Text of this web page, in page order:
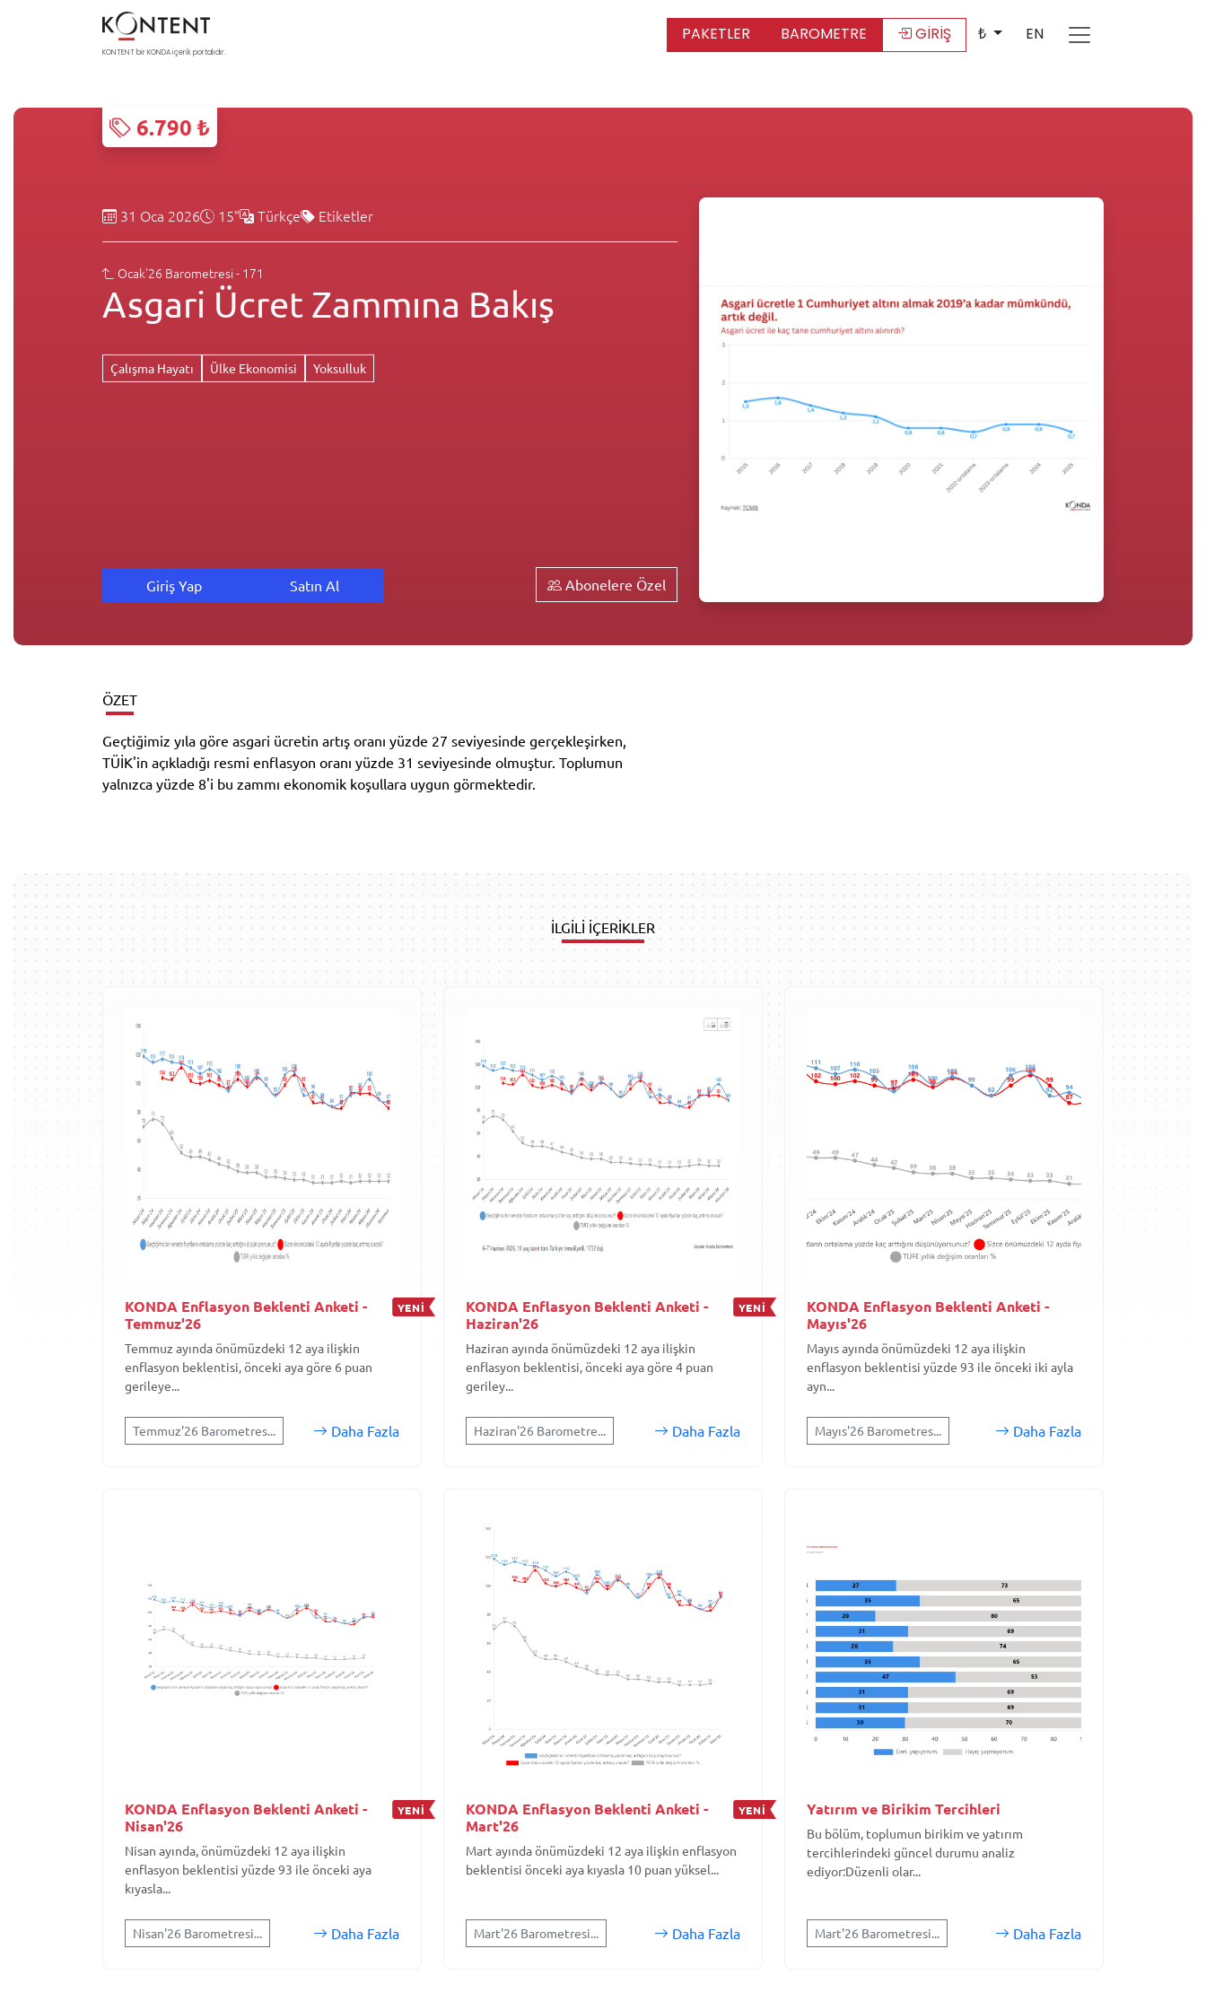
KONTENT bir KONDA içerik portalıdır.
PAKETLER BAROMETRE GİRİŞ ₺ EN
6.790 ₺
31 Oca 2026 15" Türkçe Etiketler
Ocak'26 Barometresi - 171
Asgari Ücret Zammına Bakış
Çalışma Hayatı Ülke Ekonomisi Yoksulluk
Giriş Yap Satın Al Abonelere Özel
ÖZET
Geçtiğimiz yıla göre asgari ücretin artış oranı yüzde 27 seviyesinde gerçekleşirken,
TÜİK'in açıkladığı resmi enflasyon oranı yüzde 31 seviyesinde olmuştur. Toplumun
yalnızca yüzde 8'i bu zammı ekonomik koşullara uygun görmektedir.
İLGİLİ İÇERİKLER
KONDA Enflasyon Beklenti Anketi -
Temmuz'26
YENİ
Temmuz ayında önümüzdeki 12 aya ilişkin
enflasyon beklentisi, önceki aya göre 6 puan
gerileye...
Temmuz'26 Barometres... Daha Fazla
KONDA Enflasyon Beklenti Anketi -
Haziran'26
YENİ
Haziran ayında önümüzdeki 12 aya ilişkin
enflasyon beklentisi, önceki aya göre 4 puan
geriley...
Haziran'26 Barometre... Daha Fazla
KONDA Enflasyon Beklenti Anketi -
Mayıs'26
Mayıs ayında önümüzdeki 12 aya ilişkin
enflasyon beklentisi yüzde 93 ile önceki iki ayla
ayn...
Mayıs'26 Barometres... Daha Fazla
KONDA Enflasyon Beklenti Anketi -
Nisan'26
YENİ
Nisan ayında, önümüzdeki 12 aya ilişkin
enflasyon beklentisi yüzde 93 ile önceki aya
kıyasla...
Nisan'26 Barometresi... Daha Fazla
KONDA Enflasyon Beklenti Anketi -
Mart'26
YENİ
Mart ayında önümüzdeki 12 aya ilişkin enflasyon
beklentisi önceki aya kıyasla 10 puan yüksel...
Mart'26 Barometresi... Daha Fazla
Yatırım ve Birikim Tercihleri
Bu bölüm, toplumun birikim ve yatırım
tercihlerindeki güncel durumu analiz
ediyor:Düzenli olar...
Mart'26 Barometresi... Daha Fazla